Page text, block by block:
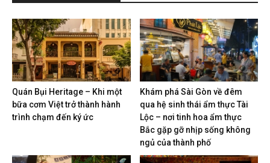
Quán Bụi Heritage – Khi một
bữa cơm Việt trở thành hành
trình chạm đến ký ức
Khám phá Sài Gòn về đêm
qua hệ sinh thái ẩm thực Tài
Lộc – nơi tinh hoa ẩm thực
Bắc gặp gỡ nhịp sống không
ngủ của thành phố